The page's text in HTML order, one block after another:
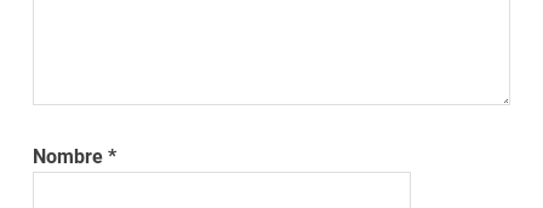
Nombre*